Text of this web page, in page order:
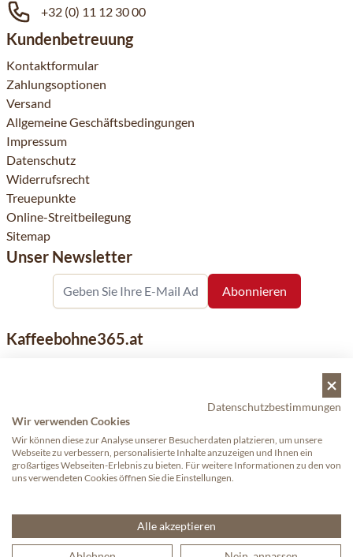
+32 (0) 11 12 30 00
Kundenbetreuung
Kontaktformular
Zahlungsoptionen
Versand
Allgemeine Geschäftsbedingungen
Impressum
Datenschutz
Widerrufsrecht
Treuepunkte
Online-Streitbeilegung
Sitemap
Unser Newsletter
Kaffeebohne365.at
bekannter nationaler und internationaler Marken ist eine
unserer Spezialitäten. Qualität und Kundenservice stehen
dabei an erster Stelle.
Proudly made by eWings eCommerce
Datenschutzbestimmungen
Wir verwenden Cookies
Wir können diese zur Analyse unserer Besucherdaten platzieren, um unsere
Webseite zu verbessern, personalisierte Inhalte anzuzeigen und Ihnen ein
großartiges Webseiten-Erlebnis zu bieten. Für weitere Informationen zu den von
uns verwendeten Cookies öffnen Sie die Einstellungen.
Alle akzeptieren